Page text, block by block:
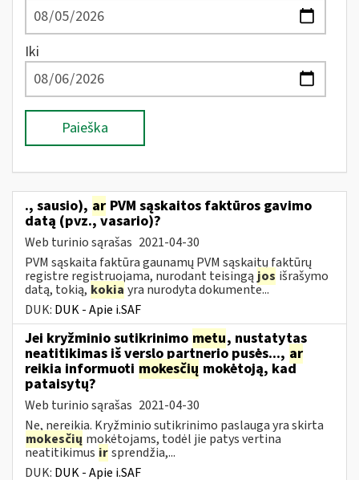
Iki
Paieška
., sausio), ar PVM sąskaitos faktūros gavimo
datą (pvz., vasario)?
Web turinio sąrašas 2021-04-30
PVM sąskaita faktūra gaunamų PVM sąskaitų faktūrų
registre registruojama, nurodant teisingą jos išrašymo
datą, tokią, kokia yra nurodyta dokumente...
DUK: DUK - Apie i.SAF
Jei kryžminio sutikrinimo metu, nustatytas
neatitikimas iš verslo partnerio pusės..., ar
reikia informuoti mokesčių mokėtoją, kad
pataisytų?
Web turinio sąrašas 2021-04-30
Ne, nereikia. Kryžminio sutikrinimo paslauga yra skirta
mokesčių mokėtojams, todėl jie patys vertina
neatitikimus irsprendžia,...
DUK: DUK - Apie i.SAF